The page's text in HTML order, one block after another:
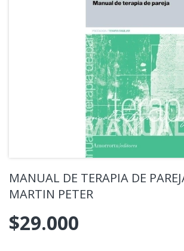
MANUAL DE TERAPIA DE
MARTIN PETER
$29.000